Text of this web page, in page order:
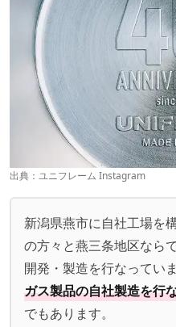
出典： ユニフレーム Instagram
新潟県燕市に自社工場を
の方々と燕三条地区なら
開発・製造を行なってい
ガス製品の自社製造を行
でもあります。